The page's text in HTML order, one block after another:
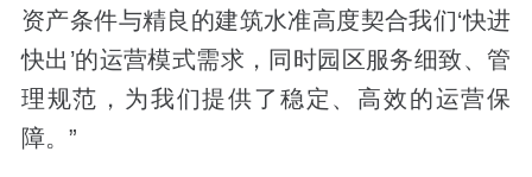
资产条件与精良的建筑水准高度契合我们‘快进
快出’的运营模式需求，同时园区服务细致、管
理规范，为我们提供了稳定、高效的运营保
障。”